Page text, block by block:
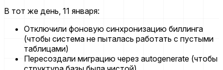
В тот же день, 11 января:
Отключили фоновую синхронизацию биллинга
(чтобы система не пыталась работать с пустыми
таблицами)
Пересоздали миграцию через autogenerate (чтобы